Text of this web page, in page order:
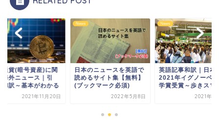
通貨(暗号資産)に関
海外ニュース｜引
和訳～基本がわかる
2021年11月20日
News
日本のニュースを英語で
読めるサイト集【無料】
(ブックマーク必須)
2022年5月8日
News
英語記事和訳｜日本
2021年イグノーベ
学賞受賞～歩きスマ
2021年11